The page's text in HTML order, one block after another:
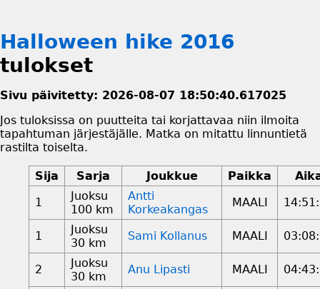
Halloween hike 2016
tulokset
Sivu päivitetty: 2026-08-07 18:50:40.617025
Jos tuloksissa on puutteita tai korjattavaa niin ilmoita
tapahtuman järjestäjälle. Matka on mitattu linnuntietä
rastilta toiselta.
Sija Sarja Joukkue Paikka
1
Juoksu
100 km
Antti
Korkeakangas
MAALI
1
Juoksu
30 km
Sami Kollanus MAALI
2
Juoksu
30 km
Anu Lipasti MAALI